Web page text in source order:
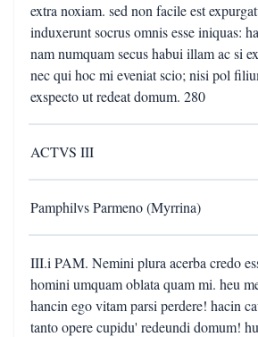
extra noxiam. sed non facile est
induxerunt socrus omnis esse iniquas:
nam numquam secus habui illam ac si
nec qui hoc mi eveniat scio; nisi pol
exspecto ut redeat domum. 280
ACTVS III
Pamphilvs Parmeno (Myrrina)
III.i PAM. Nemini plura acerba credo
homini umquam oblata quam mi. heu
hancin ego vitam parsi perdere! hacin
tanto opere cupidu' redeundi domum!